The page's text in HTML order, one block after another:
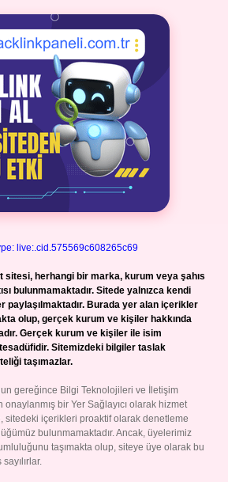
live:.cid.575569c608265c69
sitesi, herhangi bir marka, kurum veya şahıs
bulunmamaktadır. Sitede yalnızca kendi
paylaşılmaktadır. Burada yer alan içerikler
olup, gerçek kurum ve kişiler hakkında
Gerçek kurum ve kişiler ile isim
Sitemizdeki bilgiler taslak
taşımazlar.
gereğince Bilgi Teknolojileri ve İletişim
onaylanmış bir Yer Sağlayıcı olarak hizmet
sitedeki içerikleri proaktif olarak denetleme
bulunmamaktadır. Ancak, üyelerimiz
taşımakta olup, siteye üye olarak bu